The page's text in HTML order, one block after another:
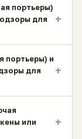
портьеры)
для
+
портьеры) и
для
+
или
+